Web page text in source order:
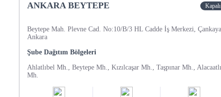
ANKARA BEYTEPE Kapalı
Beytepe Mah. Plevne Cad. No:10/B/3 HL Cadde İş Merkezi,
Ankara
Şube Dağıtım Bölgeleri
Ahlatlıbel Mh., Beytepe Mh., Kızılcaşar Mh., Taşpınar Mh., Alacaatlı
Mh.